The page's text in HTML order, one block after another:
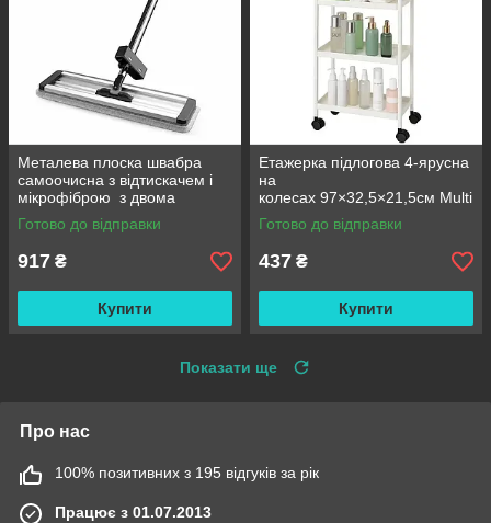
Металева плоска швабра
самоочисна з відтискачем і
мікрофіброю з двома
змінними насадками M06
42см
Готово до відправки
917 ₴
Купити
Етажерка підлогова 4-ярусна
на
колесах 97×32,5×21,5см Multi
fucntion Rack JC606
/ Підлогова вузька стелаж-
Готово до відправки
437 ₴
Купити
Показати ще
Про нас
100% позитивних з 195 відгуків за рік
Працює з 01.07.2013